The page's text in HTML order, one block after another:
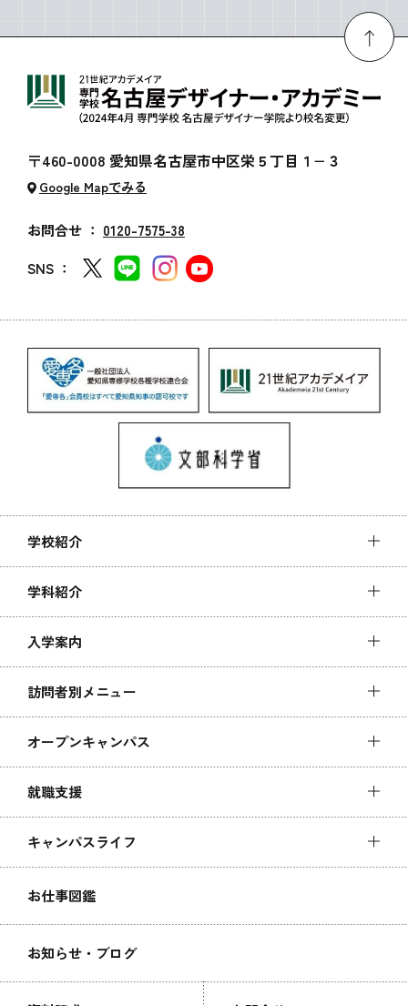
〒460-0008 愛知県名古屋市中区栄５丁目１−３
Google Mapでみる
お問合せ ： 0120-7575-38
SNS ：
学校紹介
学科紹介
入学案内
訪問者別メニュー
オープンキャンパス
就職支援
キャンパスライフ
お仕事図鑑
お知らせ・ブログ